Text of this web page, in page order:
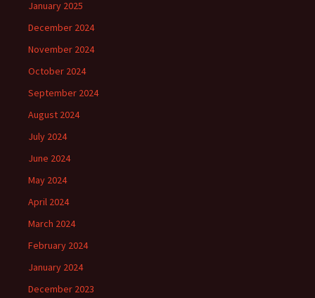
January 2025
December 2024
November 2024
October 2024
September 2024
August 2024
July 2024
June 2024
May 2024
April 2024
March 2024
February 2024
January 2024
December 2023